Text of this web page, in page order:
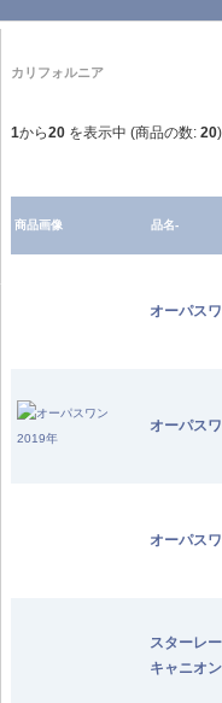
カリフォルニア
1から20 を表示中 (商品の数: 20)
商品画像 品名-
オーパス
オーパス
オーパス
スターレ
キャニオ